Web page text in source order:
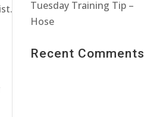
Tuesday Training Tip –
Hose
Recent Comments